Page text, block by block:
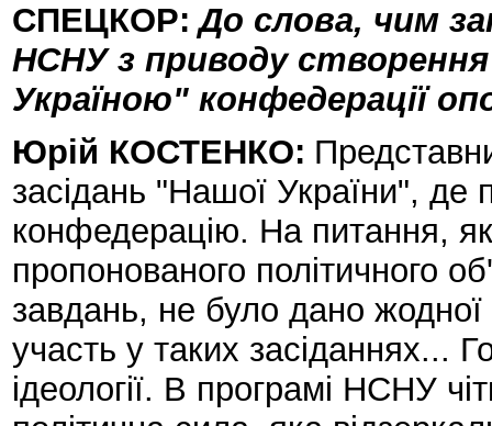
СПЕЦКОР: До слова, чим
НСНУ з приводу
Україною" конфедерації
Юрій КОСТЕНКО:
засідань "Нашої України", де
конфедерацію. На питання,
пропонованого політичного
завдань, не було дано
участь у таких засіданнях...
ідеології. В програмі НСНУ